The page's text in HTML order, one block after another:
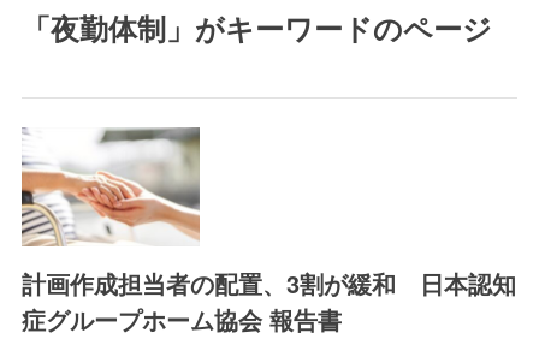
「夜勤体制」がキーワードのページ
計画作成担当者の配置、3割が緩和 日本認知
症グループホーム協会 報告書